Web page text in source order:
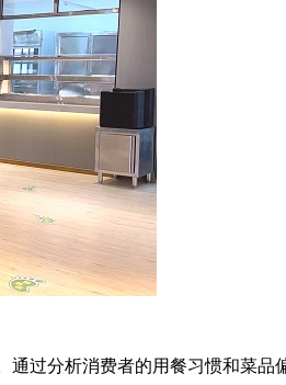
过分析消费者的用餐习惯和菜品